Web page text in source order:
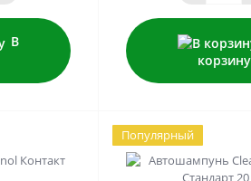
В
корзину
Популярный